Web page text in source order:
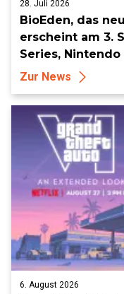
28. Juli 2026
BioEden, das
erscheint am 3.
Series,
Zur News
6. August 2026